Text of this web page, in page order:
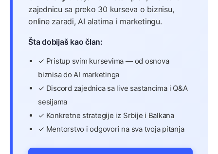
zajednicu sa preko 30 kurseva o biznisu,
online zaradi, AI alatima i marketingu.
Šta dobijaš kao član:
✓ Pristup svim kursevima — od osnova
biznisa do AI marketinga
✓ Discord zajednica sa live sastancima i Q&A
sesijama
✓ Konkretne strategije iz Srbije i Balkana
✓ Mentorstvo i odgovori na sva tvoja pitanja